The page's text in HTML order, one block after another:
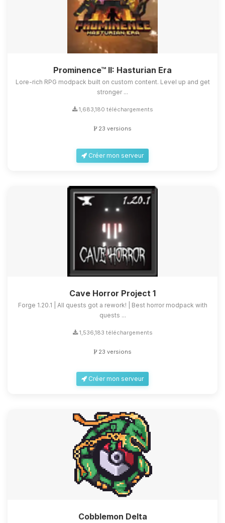
Prominence™ II: Hasturian Era
Lore-rich RPG modpack built on custom content. Level up and get
stronger ...
1,683,180 téléchargements
23 versions
Créer mon serveur
Cave Horror Project 1
Forge 1.20.1 | All quests got a rework! | Best horror modpack with
quests ...
1,536,183 téléchargements
23 versions
Créer mon serveur
Cobblemon Delta